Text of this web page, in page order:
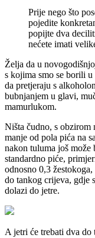
Prije nego što
pojedite
popijte dva
nećete imati
Želja da u
s kojima smo se borili
da pretjeraju s
bubnjanjem u glavi,
mamurlukom.
Ništa čudno, s obzirom
manje od pola pića na
nakon tuluma još
standardno piće,
odnosno 0,3
do tankog crijeva, gdje
dolazi do jetre.
A jetri će trebati dva do